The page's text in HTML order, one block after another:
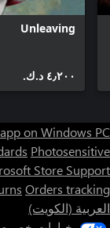
Unleaving
٤٫٢٠٠ د.ك.‏
on Windows PC
Photosensitive
Store Support
Orders tracking
العربية (الكويت)